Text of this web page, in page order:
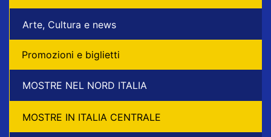
Arte, Cultura e news
Promozioni e biglietti
MOSTRE NEL NORD ITALIA
MOSTRE IN ITALIA CENTRALE